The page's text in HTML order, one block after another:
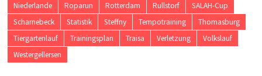
Niederlande
Roparun Rotterdam Rullstorf
SALAH-Cup
Scharnebeck
Statistik Steffny Tempotraining
Thomasburg
Tiergartenlauf
Trainingsplan Traisa Verletzung
Volkslauf
Westergellersen